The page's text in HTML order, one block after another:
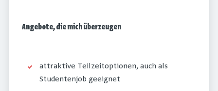
Angebote, die mich überzeugen
attraktive Teilzeitoptionen, auch als
Studentenjob geeignet